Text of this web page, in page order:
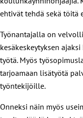
ehtivät tehdä sekä töitä
Työnantajalla on
kesäkeskeytyksen
työtä. Myös
tarjoamaan lisätyötä
työntekijöille.
Onneksi näin myös